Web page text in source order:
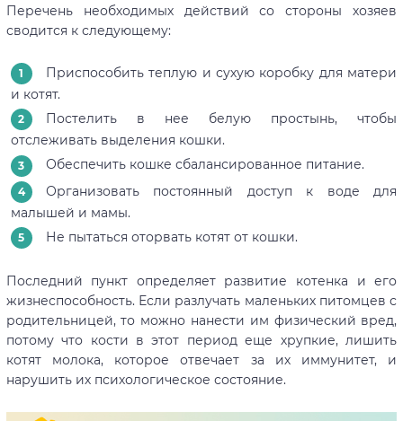
Перечень необходимых действий со стороны хозяев
сводится к следующему:
Приспособить теплую и сухую коробку для матери
и котят.
Постелить в нее белую простынь, чтобы
отслеживать выделения кошки.
Обеспечить кошке сбалансированное питание.
Организовать постоянный доступ к воде для
малышей и мамы.
Не пытаться оторвать котят от кошки.
Последний пункт определяет развитие котенка и его
жизнеспособность. Если разлучать маленьких питомцев с
родительницей, то можно нанести им физический вред,
потому что кости в этот период еще хрупкие, лишить
котят молока, которое отвечает за их иммунитет, и
нарушить их психологическое состояние.